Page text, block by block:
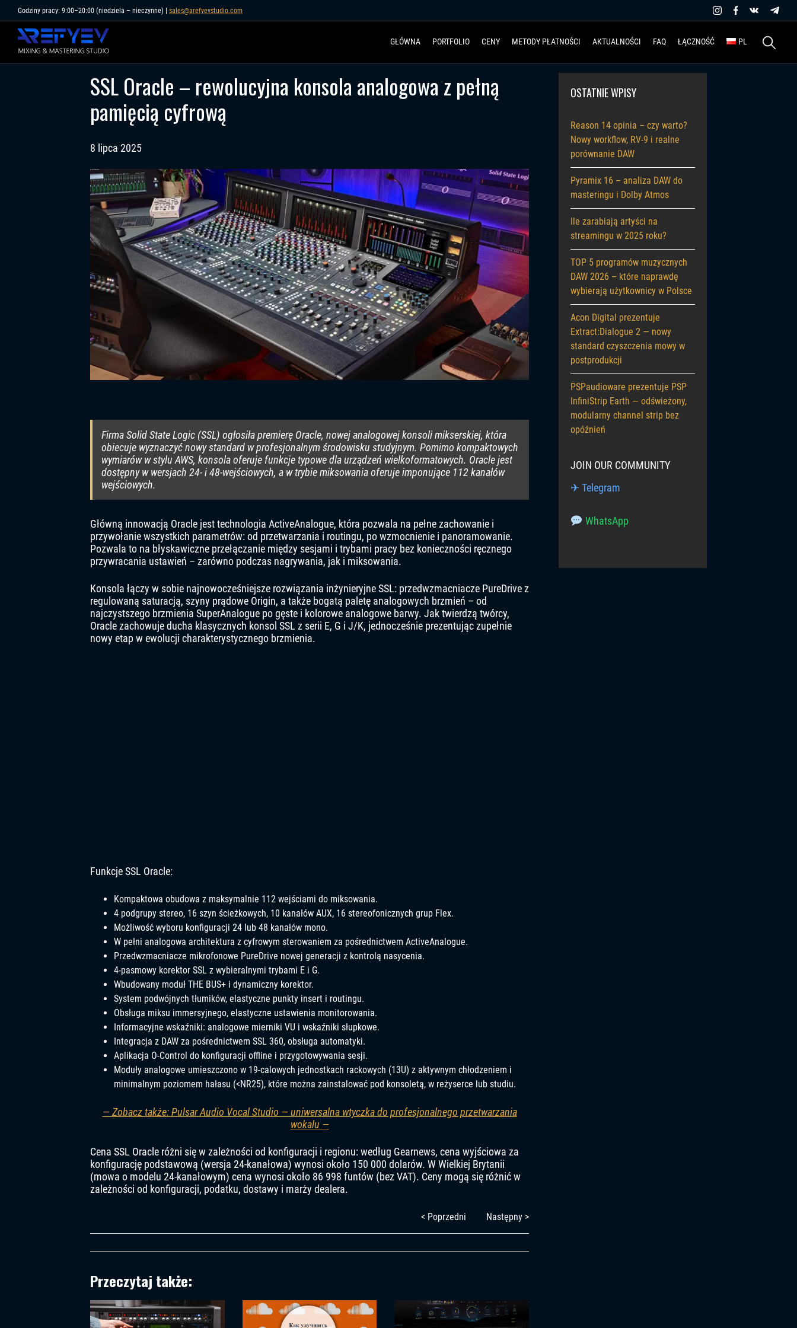
to
content
Godziny pracy: 9:00–20:00 (niedziela – nieczynne) | sales@arefyevstudio.com
GŁÓWNA PORTFOLIO CENY METODY PŁATNOŚCI AKTUALNOŚCI FAQ ŁĄCZNOŚĆ PL Szukaj:
SSL Oracle – rewolucyjna konsola analogowa z pełną
pamięcią cyfrową
8 lipca 2025
Firma Solid State Logic (SSL) ogłosiła premierę Oracle, nowej analogowej konsoli mikserskiej, która
obiecuje wyznaczyć nowy standard w profesjonalnym środowisku studyjnym. Pomimo kompaktowych
wymiarów w stylu AWS, konsola oferuje funkcje typowe dla urządzeń wielkoformatowych. Oracle jest
dostępny w wersjach 24- i 48-wejściowych, a w trybie miksowania oferuje imponujące 112 kanałów
wejściowych.
Główną innowacją Oracle jest technologia ActiveAnalogue, która pozwala na pełne zachowanie i
przywołanie wszystkich parametrów: od przetwarzania i routingu, po wzmocnienie i panoramowanie.
Pozwala to na błyskawiczne przełączanie między sesjami i trybami pracy bez konieczności ręcznego
przywracania ustawień – zarówno podczas nagrywania, jak i miksowania.
Konsola łączy w sobie najnowocześniejsze rozwiązania inżynieryjne SSL: przedwzmacniacze PureDrive z
regulowaną saturacją, szyny prądowe Origin, a także bogatą paletę analogowych brzmień – od
najczystszego brzmienia SuperAnalogue po gęste i kolorowe analogowe barwy. Jak twierdzą twórcy,
Oracle zachowuje ducha klasycznych konsol SSL z serii E, G i J/K, jednocześnie prezentując zupełnie
nowy etap w ewolucji charakterystycznego brzmienia.
Funkcje SSL Oracle:
Kompaktowa obudowa z maksymalnie 112 wejściami do miksowania.
4 podgrupy stereo, 16 szyn ścieżkowych, 10 kanałów AUX, 16 stereofonicznych grup Flex.
Możliwość wyboru konfiguracji 24 lub 48 kanałów mono.
W pełni analogowa architektura z cyfrowym sterowaniem za pośrednictwem ActiveAnalogue.
Przedwzmacniacze mikrofonowe PureDrive nowej generacji z kontrolą nasycenia.
4-pasmowy korektor SSL z wybieralnymi trybami E i G.
Wbudowany moduł THE BUS+ i dynamiczny korektor.
System podwójnych tłumików, elastyczne punkty insert i routingu.
Obsługa miksu immersyjnego, elastyczne ustawienia monitorowania.
Informacyjne wskaźniki: analogowe mierniki VU i wskaźniki słupkowe.
Integracja z DAW za pośrednictwem SSL 360, obsługa automatyki.
Aplikacja O-Control do konfiguracji offline i przygotowywania sesji.
Moduły analogowe umieszczono w 19-calowych jednostkach rackowych (13U) z aktywnym chłodzeniem i
minimalnym poziomem hałasu (<NR25), które można zainstalować pod konsoletą, w reżyserce lub studiu.
— Zobacz także: Pulsar Audio Vocal Studio — uniwersalna wtyczka do profesjonalnego przetwarzania
wokalu —
Cena SSL Oracle różni się w zależności od konfiguracji i regionu: według Gearnews, cena wyjściowa za
konfigurację podstawową (wersja 24-kanałowa) wynosi około 150 000 dolarów. W Wielkiej Brytanii
(mowa o modelu 24-kanałowym) cena wynosi około 86 998 funtów (bez VAT). Ceny mogą się różnić w
zależności od konfiguracji, podatku, dostawy i marży dealera.
< Poprzedni Następny >
Przeczytaj także:
OSTATNIE WPISY
Reason 14 opinia – czy warto?
Nowy workflow, RV-9 i realne
porównanie DAW
Pyramix 16 – analiza DAW do
masteringu i Dolby Atmos
Ile zarabiają artyści na
streamingu w 2025 roku?
TOP 5 programów muzycznych
DAW 2026 – które naprawdę
wybierają użytkownicy w Polsce
Acon Digital prezentuje
Extract:Dialogue 2 — nowy
standard czyszczenia mowy w
postprodukcji
PSPaudioware prezentuje PSP
InfiniStrip Earth — odświeżony,
modularny channel strip bez
opóźnień
JOIN OUR COMMUNITY
✈ Telegram
WhatsApp